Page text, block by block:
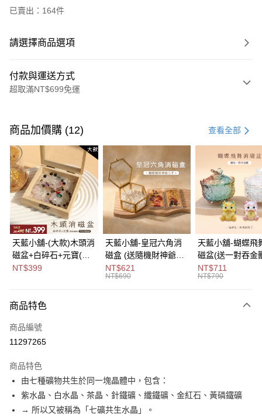
已賣出：164件
請選擇商品選項
付款與運送方式
超取滿NT$699免運
信用卡一次付款
超商取貨付款
LINE Pay
Apple Pay
街口支付
悠遊付
Google Pay
【大哥付你分期使用說明】
2.付款方式選擇「大哥付你分期」，訂單成立後會自動跳轉到大哥付的交易
流程，驗證手機門號後，選擇欲分期的期數、繳款截止日，確認付款後即完
3.實際核准額度、可分期數及費用金額請依後續交易確認頁面所載為準。
4.訂單成立30分鐘內，如未前往確認交易或遇審核未通過，訂單將自動取
消。如遇「轉專審核」未通過狀況，表示未達大哥付你分期系統評分，恕無
法說明評估內容。
1.分期款項不併入電信帳單，「大哥付你分期」於每月結算日後寄送繳費提
運送方式
全家取貨付款
每筆NT$80，滿NT$699(含以上)免運費
付款後全家取貨
商品加價購 (12) 查看全部
天藍小舖-(大款)木頭消
磁盆+白碎石+元寶(顏
色隨機)-單1
NT$399
天藍小舖-皇冠六角消
磁盒 (送隨機財神爺小
卡)-單1
款-$690【A31310122
NT$621
NT$690
天藍小舖-蝴蝶飛
磁盆(送一對吞金
1
款-$790【
NT$711
NT$790
商品特色
商品編號
11297265
商品特色
由七種礦物共生於同一塊晶體中，包含：
紫水晶、白水晶、茶晶、針鐵礦、纖鐵礦、金紅石、黃磷鐵礦
→ 所以又被稱為「七礦共生水晶」。